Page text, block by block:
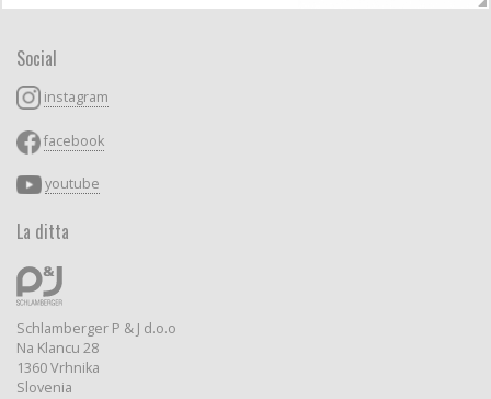
Social
instagram
facebook
youtube
La ditta
Schlamberger P & J d.o.o
Na Klancu 28
1360 Vrhnika
Slovenia